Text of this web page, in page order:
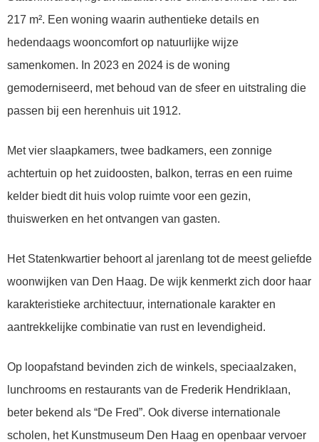
217 m². Een woning waarin authentieke details en
hedendaags wooncomfort op natuurlijke wijze
samenkomen. In 2023 en 2024 is de woning
gemoderniseerd, met behoud van de sfeer en uitstraling die
passen bij een herenhuis uit 1912.
Met vier slaapkamers, twee badkamers, een zonnige
achtertuin op het zuidoosten, balkon, terras en een ruime
kelder biedt dit huis volop ruimte voor een gezin,
thuiswerken en het ontvangen van gasten.
Het Statenkwartier behoort al jarenlang tot de meest geliefde
woonwijken van Den Haag. De wijk kenmerkt zich door haar
karakteristieke architectuur, internationale karakter en
aantrekkelijke combinatie van rust en levendigheid.
Op loopafstand bevinden zich de winkels, speciaalzaken,
lunchrooms en restaurants van de Frederik Hendriklaan,
beter bekend als “De Fred”. Ook diverse internationale
scholen, het Kunstmuseum Den Haag en openbaar vervoer